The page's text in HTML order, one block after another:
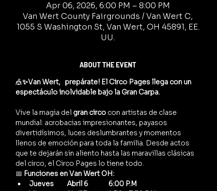
Apr 06, 2026, 6:00 PM – 8:00 PM
Van Wert County Fairgrounds / Van Wert C,
1055 S Washington St, Van Wert, OH 45891, EE.
UU.
ABOUT THE EVENT
🎪✨Van Wert,   prepárate! El Circo Pages llega con un
espectáculo inolvidable bajo la Gran Carpa.
Vive la magia del gran circo con artistas de clase
mundial: acrobacias impresionantes, payasos
divertidísimos, luces deslumbrantes y momentos
llenos de emoción para toda la familia. Desde actos
que te dejarán sin aliento hasta las maravillas clásicas
del circo, el Circo Pages lo tiene todo.
📅 Funciones en Van Wert OH:
Jueves         Abril 6              6:00 P.M